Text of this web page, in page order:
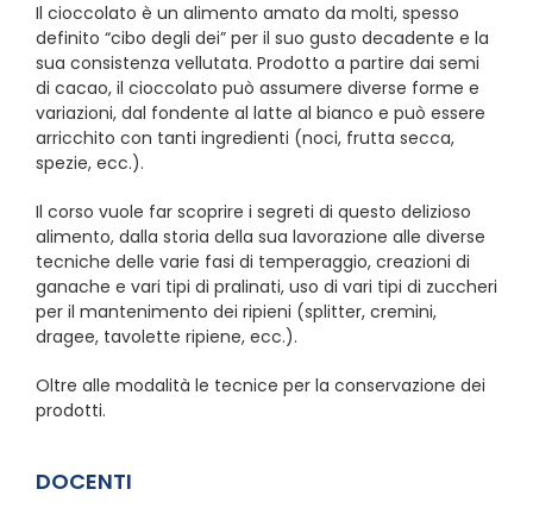
Il cioccolato è un alimento amato da molti, spesso
definito “cibo degli dei” per il suo gusto decadente e la
sua consistenza vellutata. Prodotto a partire dai semi
di cacao, il cioccolato può assumere diverse forme e
variazioni, dal fondente al latte al bianco e può essere
arricchito con tanti ingredienti (noci, frutta secca,
spezie, ecc.).
Il corso vuole far scoprire i segreti di questo delizioso
alimento, dalla storia della sua lavorazione alle diverse
tecniche delle varie fasi di temperaggio, creazioni di
ganache e vari tipi di pralinati, uso di vari tipi di zuccheri
per il mantenimento dei ripieni (splitter, cremini,
dragee, tavolette ripiene, ecc.).
Oltre alle modalità le tecnice per la conservazione dei
prodotti.
DOCENTI